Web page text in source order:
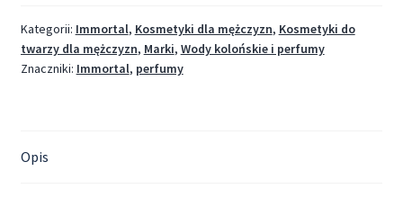
Kategorii: Immortal, Kosmetyki dla mężczyzn, Kosmetyki do
twarzy dla mężczyzn, Marki, Wody kolońskie i perfumy
Znaczniki: Immortal, perfumy
Opis